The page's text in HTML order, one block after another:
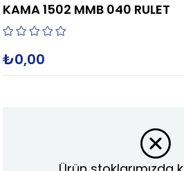
KAMA 1502 MMB 040 RULET
₺0,00